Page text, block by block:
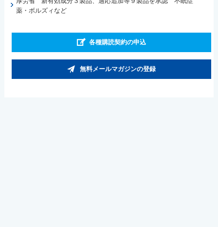
薬・ボルズィなど
各種購読契約の申込
無料メールマガジンの登録